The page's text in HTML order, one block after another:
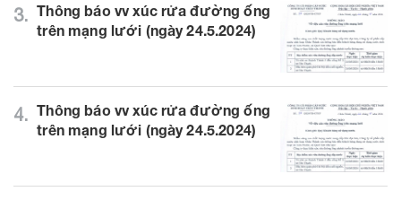
3. Thông báo vv xúc rửa đường ống
trên mạng lưới (ngày 24.5.2024)
4. Thông báo vv xúc rửa đường ống
trên mạng lưới (ngày 24.5.2024)